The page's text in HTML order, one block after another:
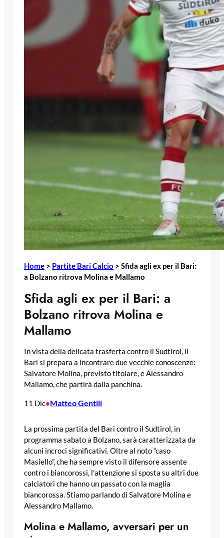
Home > Partite Bari Calcio > Sfida agli ex per il Bari:
a Bolzano ritrova Molina e Mallamo
Sfida agli ex per il Bari: a
Bolzano ritrova Molina e
Mallamo
In vista della delicata trasferta contro il Sudtirol, il
Bari si prepara a incontrare due vecchie conoscenze:
Salvatore Molina, previsto titolare, e Alessandro
Mallamo, che partirà dalla panchina.
11 Dic•Matteo Gentili
La prossima partita del Bari contro il Sudtirol, in
programma sabato a Bolzano, sarà caratterizzata da
alcuni incroci significativi. Oltre al noto “caso
Masiello”, che ha sempre visto il difensore assente
contro i biancorossi, l’attenzione si sposta su altri due
calciatori che hanno un passato con la maglia
biancorossa. Stiamo parlando di Salvatore Molina e
Alessandro Mallamo.
Molina e Mallamo, avversari per un